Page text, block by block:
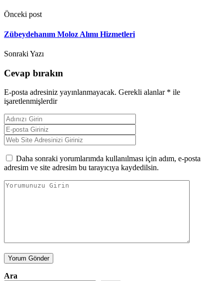
Önceki post
Zübeydehanım Moloz Alımı Hizmetleri
Sonraki Yazı
Cevap bırakın
E-posta adresiniz yayınlanmayacak. Gerekli alanlar * ile
işaretlenmişlerdir
Daha sonraki yorumlarımda kullanılması için adım, e-posta
adresim ve site adresim bu tarayıcıya kaydedilsin.
Yorum Gönder
Ara